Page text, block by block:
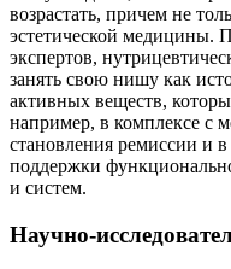
возрастать, причем не
эстетической медицины.
экспертов,
занять свою нишу как
активных веществ,
например, в комплексе с
становления ремиссии и
поддержки
и систем.
Научно-